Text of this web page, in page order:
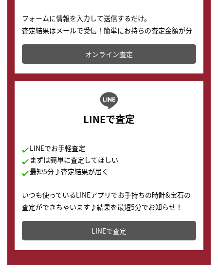
フォームに情報を入力して送信するだけ。
査定結果はメールで受信！簡単にお持ちの査定金額が分
かります。
オンライン査定
LINEで査定
LINEでお手軽査定
まずは簡単に査定してほしい
最短5分♪査定結果が届く
いつも使っているLINEアプリでお手持ちの時計&宝石の
査定ができちゃいます♪結果を最短5分でお知らせ！
どこからでもすぐに査定金額を知ることが出来ます。
LINEで査定